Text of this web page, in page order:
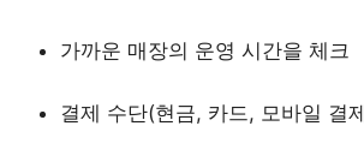
가까운 매장의 운영 시간을 체크
결제 수단(현금, 카드, 모바일 결